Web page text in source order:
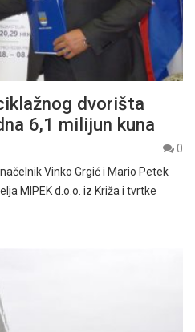
dvorišta
6,1 milijun kuna
0
Vinko Grgić i Mario Petek
MIPEK d.o.o. iz Križa i tvrtke